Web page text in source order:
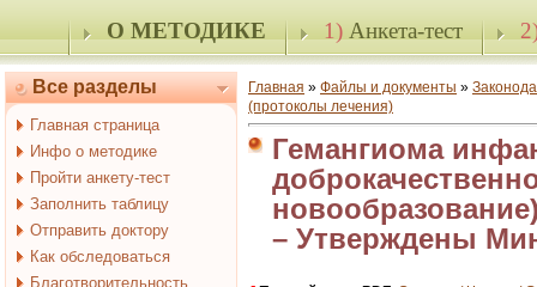
О МЕТОДИКЕ 1)Анкета-тест
Все разделы
Главная страница
Инфо о методике
Пройти анкету-тест
Заполнить таблицу
Отправить доктору
Как обследоваться
Благотворительность
Главная » Файлы и документы »
(протоколы лечения)
Гемангиома
– Утверждены